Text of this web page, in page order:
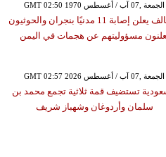
GMT 02:50 1970 الجمعة ,07 آب / أغسطس
التحالف يعلن إصابة 11 مدنيًا بنجران والحوثيون
مسؤوليتهم عن هجمات في اليمن
GMT 02:57 2026 الجمعة ,07 آب / أغسطس
تستضيف قمة ثلاثية تجمع محمد بن
سلمان وأردوغان وشهباز شريف